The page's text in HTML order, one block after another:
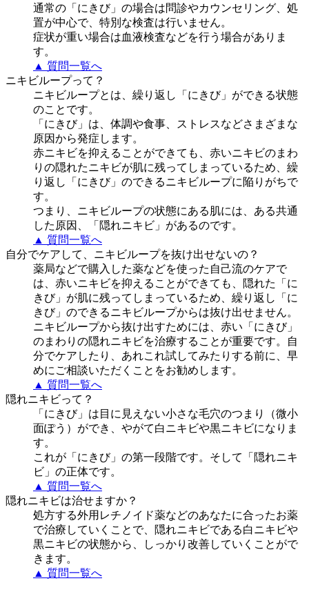
通常の「にきび」の場合は問診やカウンセリング、処
置が中心で、特別な検査は行いません。
症状が重い場合は血液検査などを行う場合がありま
す。
▲ 質問一覧へ
ニキビループって？
ニキビループとは、繰り返し「にきび」ができる状態
のことです。
「にきび」は、体調や食事、ストレスなどさまざまな
原因から発症します。
赤ニキビを抑えることができても、赤いニキビのまわ
りの隠れたニキビが肌に残ってしまっているため、繰
り返し「にきび」のできるニキビループに陥りがちで
す。
つまり、ニキビループの状態にある肌には、ある共通
した原因、「隠れニキビ」があるのです。
▲ 質問一覧へ
自分でケアして、ニキビループを抜け出せないの？
薬局などで購入した薬などを使った自己流のケアで
は、赤いニキビを抑えることができても、隠れた「に
きび」が肌に残ってしまっているため、繰り返し「に
きび」のできるニキビループからは抜け出せません。
ニキビループから抜け出すためには、赤い「にきび」
のまわりの隠れニキビを治療することが重要です。自
分でケアしたり、あれこれ試してみたりする前に、早
めにご相談いただくことをお勧めします。
▲ 質問一覧へ
隠れニキビって？
「にきび」は目に見えない小さな毛穴のつまり（微小
面ぽう）ができ、やがて白ニキビや黒ニキビになりま
す。
これが「にきび」の第一段階です。そして「隠れニキ
ビ」の正体です。
▲ 質問一覧へ
隠れニキビは治せますか？
処方する外用レチノイド薬などのあなたに合ったお薬
で治療していくことで、隠れニキビである白ニキビや
黒ニキビの状態から、しっかり改善していくことがで
きます。
▲ 質問一覧へ